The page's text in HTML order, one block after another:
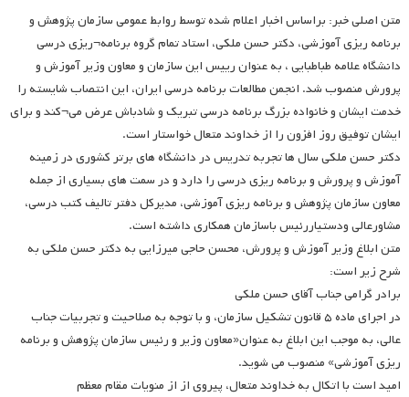
متن اصلی خبر: براساس اخبار اعلام شده توسط روابط عمومی سازمان پژوهش و
برنامه ریزی آموزشی، دکتر حسن ملکی، استاد تمام گروه برنامه¬ریزی درسی
دانشگاه علامه طباطبایی ، به عنوان رییس این سازمان و معاون وزیر آموزش و
پرورش منصوب شد. انجمن مطالعات برنامه درسی ایران، این انتصاب شایسته را
خدمت ایشان و خانواده بزرگ برنامه درسی تبریک و شادباش عرض می¬کند و برای
ایشان توفیق روز افزون را از خداوند متعال خواستار است.
دکتر حسن ملکی سال ها تجربه تدریس در دانشگاه های برتر کشوری در زمینه
آموزش و پرورش و برنامه ریزی درسی را دارد و در سمت های بسیاری از جمله
معاون سازمان پژوهش و برنامه ریزی آموزشی، مدیرکل دفتر تالیف کتب درسی،
مشاورعالی ودستیاررئیس باسازمان همکاری داشته است.
متن ابلاغ وزیر آموزش و پرورش، محسن حاجی میرزایی به دکتر حسن ملکی به
شرح زیر است:
برادر گرامی جناب آقای حسن ملکی
در اجرای ماده ۵ قانون تشکیل سازمان، و با توجه به صلاحیت و تجربیات جناب
عالی، به موجب این ابلاغ به عنوان«معاون وزیر و رئیس سازمان پژوهش و برنامه
ریزی آموزشی» منصوب می شوید.
امید است با اتکال به خداوند متعال، پیروی از از منویات مقام معظم